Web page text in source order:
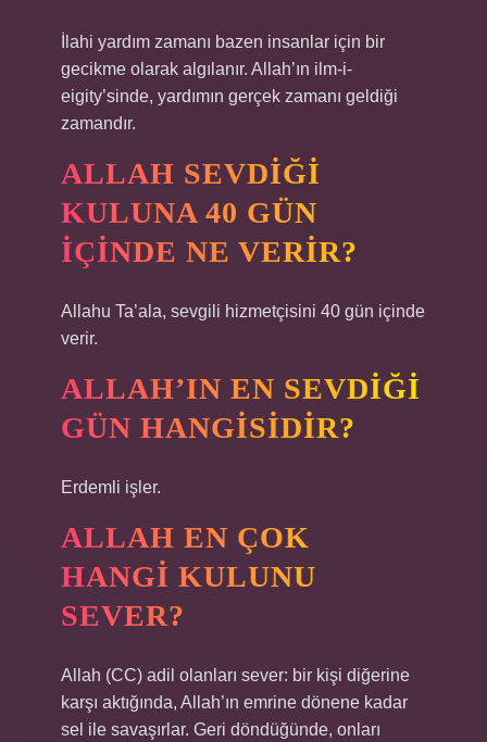
İlahi yardım zamanı bazen insanlar için bir
gecikme olarak algılanır. Allah’ın ilm-i-
eigity’sinde, yardımın gerçek zamanı geldiği
zamandır.
ALLAH SEVDIĞI
KULUNA 40 GÜN
IÇINDE NE VERIR?
Allahu Ta’ala, sevgili hizmetçisini 40 gün içinde
verir.
ALLAH’IN EN SEVDIĞI
GÜN HANGISIDIR?
Erdemli işler.
ALLAH EN ÇOK
HANGI KULUNU
SEVER?
Allah (CC) adil olanları sever: bir kişi diğerine
karşı aktığında, Allah’ın emrine dönene kadar
sel ile savaşırlar. Geri döndüğünde, onları